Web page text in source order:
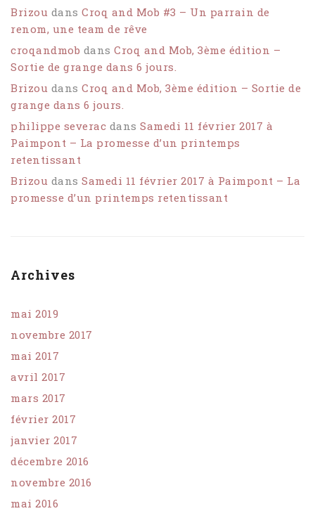
Brizou dans Croq and Mob #3 – Un parrain de
renom, une team de rêve
croqandmob dans Croq and Mob, 3ème édition –
Sortie de grange dans 6 jours.
Brizou dans Croq and Mob, 3ème édition – Sortie de
grange dans 6 jours.
philippe severac dans Samedi 11 février 2017 à
Paimpont – La promesse d’un printemps
retentissant
Brizou dans Samedi 11 février 2017 à Paimpont – La
promesse d’un printemps retentissant
Archives
mai 2019
novembre 2017
mai 2017
avril 2017
mars 2017
février 2017
janvier 2017
décembre 2016
novembre 2016
mai 2016